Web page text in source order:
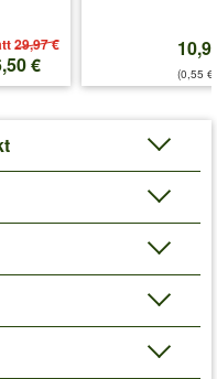
29,97 €
€ (0,55